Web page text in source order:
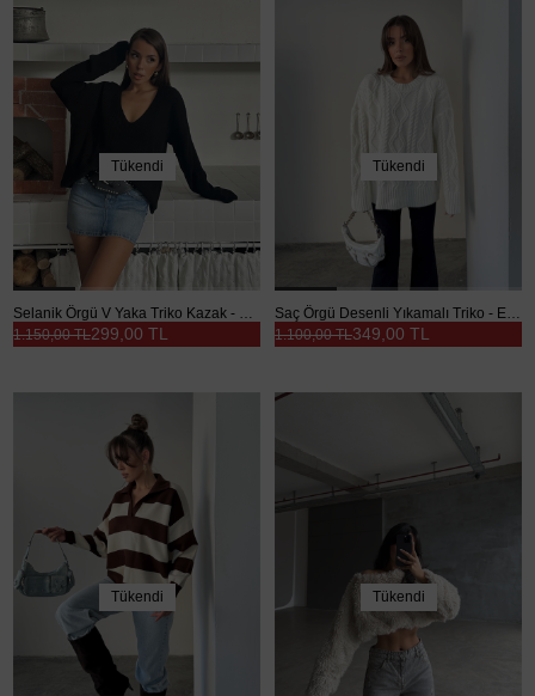
Tükendi
299,00 TL
1.150,00 TL
Tükendi
349,00 TL
1.100,00 TL
Tükendi Tükendi